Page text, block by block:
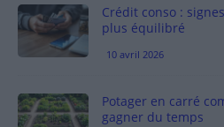
Crédit conso :
plus équilibré
10 avril 2026
Potager en carré
gagner du temps